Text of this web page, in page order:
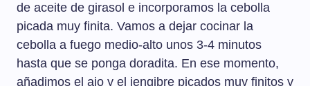
de aceite de girasol e incorporamos la cebolla
picada muy finita. Vamos a dejar cocinar la
cebolla a fuego medio-alto unos 3-4 minutos
hasta que se ponga doradita. En ese momento,
añadimos el ajo y el jengibre picados muy finitos y